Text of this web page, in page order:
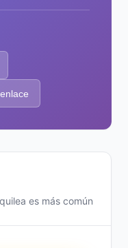
es más común